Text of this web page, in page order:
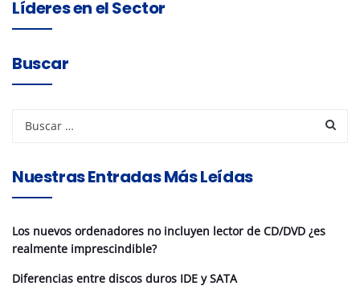
Líderes en el Sector
Buscar
Nuestras Entradas Más Leídas
Los nuevos ordenadores no incluyen lector de CD/DVD ¿es
realmente imprescindible?
Diferencias entre discos duros IDE y SATA